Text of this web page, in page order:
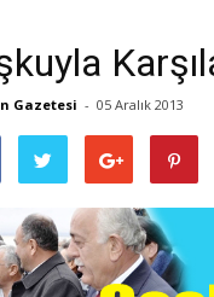
Gazetesi
Gazetesi - 05 Aralık 2013